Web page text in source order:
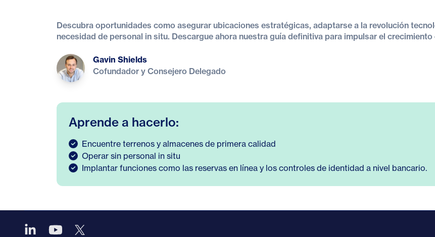
Descubra oportunidades como asegurar ubicaciones estratégicas, adaptarse a la revolución
necesidad de personal in situ. Descargue ahora nuestra guía definitiva para impulsar el
Gavin Shields
Cofundador y Consejero Delegado
Aprende a hacerlo:
Encuentre terrenos y almacenes de primera calidad
Operar sin personal in situ
Implantar funciones como las reservas en línea y los controles de identidad a nivel bancario.
LinkedInYouTube
X